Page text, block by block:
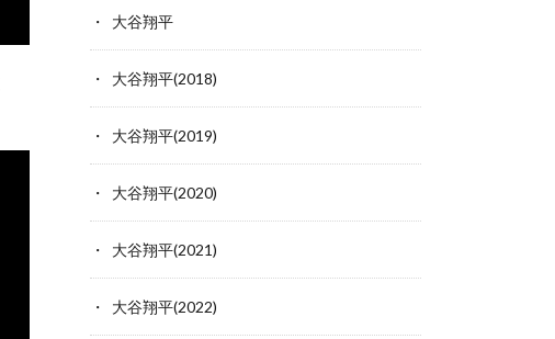
大谷翔平
大谷翔平(2018)
大谷翔平(2019)
大谷翔平(2020)
大谷翔平(2021)
大谷翔平(2022)